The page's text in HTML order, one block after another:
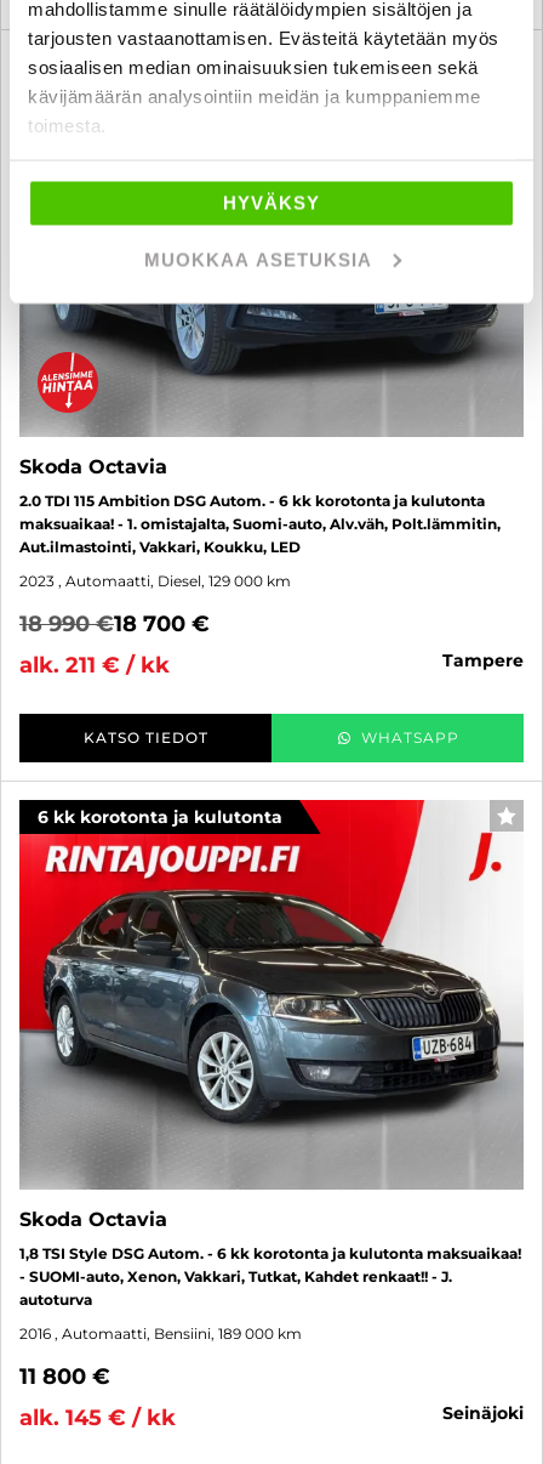
mahdollistamme sinulle räätälöidympien sisältöjen ja
tarjousten vastaanottamisen. Evästeitä käytetään myös
sosiaalisen median ominaisuuksien tukemiseen sekä
kävijämäärän analysointiin meidän ja kumppaniemme
toimesta.
HYVÄKSY
MUOKKAA ASETUKSIA
6 kk korotonta ja kulutonta
Skoda Octavia
2.0 TDI 115 Ambition DSG Autom. - 6 kk korotonta ja kulutonta
maksuaikaa! - 1. omistajalta, Suomi-auto, Alv.väh, Polt.lämmitin,
Aut.ilmastointi, Vakkari, Koukku, LED
2023 , Automaatti, Diesel, 129 000 km
18 990 €18 700 €
alk. 211 € / kk
tampere
KATSO TIEDOT WHATSAPP
6 kk korotonta ja kulutonta
Skoda Octavia
1,8 TSI Style DSG Autom. - 6 kk korotonta ja kulutonta maksuaikaa!
- SUOMI-auto, Xenon, Vakkari, Tutkat, Kahdet renkaat!! - J.
autoturva
2016 , Automaatti, Bensiini, 189 000 km
11 800 €
alk. 145 € / kk
seinäjoki